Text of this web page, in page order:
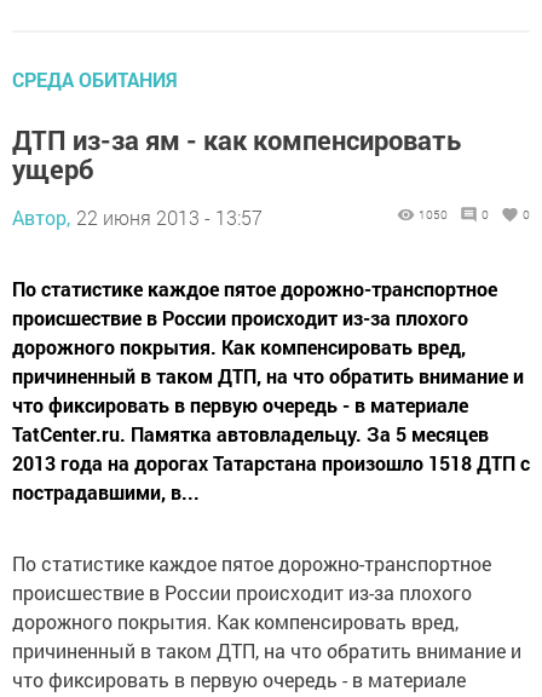
СРЕДА ОБИТАНИЯ
ДТП из-за ям - как компенсировать
ущерб
Автор, 22 июня 2013 - 13:57 1050 0 0
По статистике каждое пятое дорожно-транспортное
происшествие в России происходит из-за плохого
дорожного покрытия. Как компенсировать вред,
причиненный в таком ДТП, на что обратить внимание и
что фиксировать в первую очередь - в материале
TatCenter.ru. Памятка автовладельцу. За 5 месяцев
2013 года на дорогах Татарстана произошло 1518 ДТП с
пострадавшими, в...
По статистике каждое пятое дорожно-транспортное
происшествие в России происходит из-за плохого
дорожного покрытия. Как компенсировать вред,
причиненный в таком ДТП, на что обратить внимание и
что фиксировать в первую очередь - в материале